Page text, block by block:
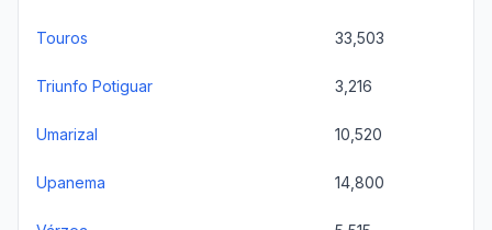
Touros 33,503
Triunfo Potiguar 3,216
Umarizal 10,520
Upanema 14,800